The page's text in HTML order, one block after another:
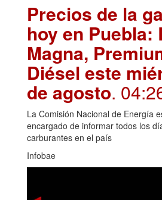
Precios de la
hoy en Puebla:
Magna,
Diésel este
de agosto.
La Comisión Nacional de Energía
encargado de informar todos los
carburantes en el país
Infobae